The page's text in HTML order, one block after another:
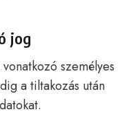
jog
személyes
a tiltakozás után